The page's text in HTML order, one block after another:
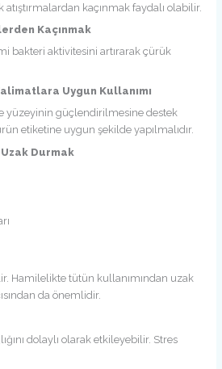
kaçınmak faydalı olabilir.
Kaçınmak
bakteri aktivitesini artırarak çürük
Uygun Kullanımı
yüzeyinin güçlendirilmesine destek
etiketine uygun şekilde yapılmalıdır.
Durmak
Hamilelikte tütün kullanımından uzak
da önemlidir.
dolaylı olarak etkileyebilir. Stres